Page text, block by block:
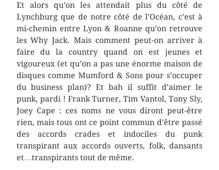
Et alors qu’on les attendait plus du côté de
Lynchburg que de notre côté de l’Océan, c’est à
mi-chemin entre Lyon & Roanne qu’on retrouve
les Why Jack. Mais comment peut-on arriver à
faire du la country quand on est jeunes et
vigoureux (et qu’on a pas une énorme maison de
disques comme Mumford & Sons pour s’occuper
du business plan)? Et bah il suffit d’aimer le
punk, pardi ! Frank Turner, Tim Vantol, Tony Sly,
Joey Cape : ces noms ne vous diront peut-être
rien, mais tous ont ce point commun d’être passé
des accords crades et indociles du punk
transpirant aux accords ouverts, folk, dansants
et…transpirants tout de même.